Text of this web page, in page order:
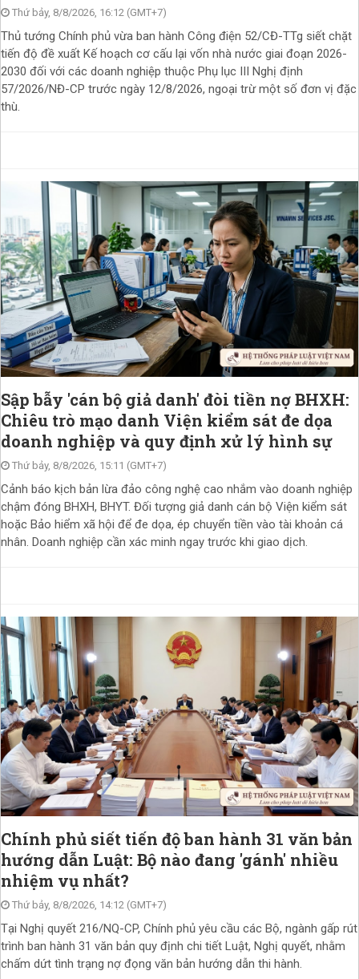
Thứ bảy, 8/8/2026, 16:12 (GMT+7)
Thủ tướng Chính phủ vừa ban hành Công điện 52/CĐ-TTg siết chặt
tiến độ đề xuất Kế hoạch cơ cấu lại vốn nhà nước giai đoạn 2026-
2030 đối với các doanh nghiệp thuộc Phụ lục III Nghị định
57/2026/NĐ-CP trước ngày 12/8/2026, ngoại trừ một số đơn vị đặc
thù.
Sập bẫy 'cán bộ giả danh' đòi tiền nợ BHXH:
Chiêu trò mạo danh Viện kiểm sát đe dọa
doanh nghiệp và quy định xử lý hình sự
Thứ bảy, 8/8/2026, 15:11 (GMT+7)
Cảnh báo kịch bản lừa đảo công nghệ cao nhắm vào doanh nghiệp
chậm đóng BHXH, BHYT. Đối tượng giả danh cán bộ Viện kiểm sát
hoặc Bảo hiểm xã hội để đe dọa, ép chuyển tiền vào tài khoản cá
nhân. Doanh nghiệp cần xác minh ngay trước khi giao dịch.
Chính phủ siết tiến độ ban hành 31 văn bản
hướng dẫn Luật: Bộ nào đang 'gánh' nhiều
nhiệm vụ nhất?
Thứ bảy, 8/8/2026, 14:12 (GMT+7)
Tại Nghị quyết 216/NQ-CP, Chính phủ yêu cầu các Bộ, ngành gấp rút
trình ban hành 31 văn bản quy định chi tiết Luật, Nghị quyết, nhằm
chấm dứt tình trạng nợ đọng văn bản hướng dẫn thi hành.